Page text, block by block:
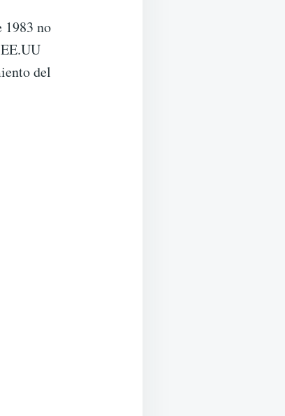
1983 no
del